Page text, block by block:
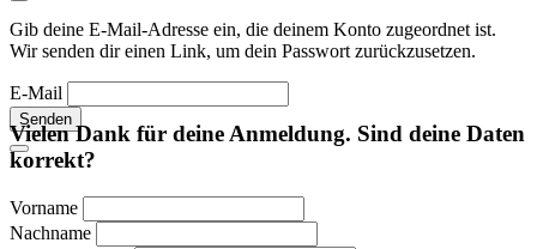
Gib deine E-Mail-Adresse ein, die deinem Konto zugeordnet ist.
Wir senden dir einen Link, um dein Passwort zurückzusetzen.
E-Mail
Senden
Vielen Dank für deine Anmeldung. Sind deine Daten
korrekt?
Vorname
Nachname